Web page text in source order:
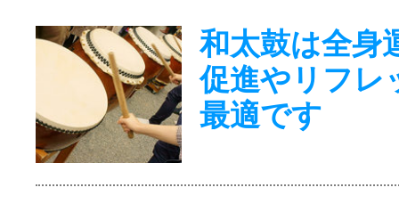
和太鼓は全身
促進やリフレ
最適です